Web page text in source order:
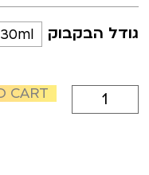
גודל הבקבוק 30ml
CART